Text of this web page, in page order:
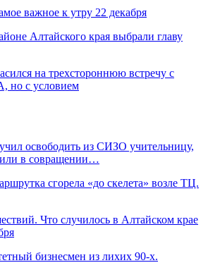
важное к утру 22 декабря
Алтайского края выбрали главу
на трехстороннюю встречу с
но с условием
освободить из СИЗО учительницу,
в совращении…
сгорела «до скелета» возле ТЦ.
Что случилось в Алтайском крае
бизнесмен из лихих 90-х.